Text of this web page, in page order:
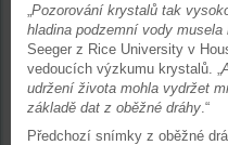
Pozorování krystalů tak
hladina podzemní vody
Seeger z Rice University v
vedoucích výzkumu krystalů. „
udržení života mohla vydržet
základě dat z oběžné dráhy .“
Předchozí snímky z oběžné